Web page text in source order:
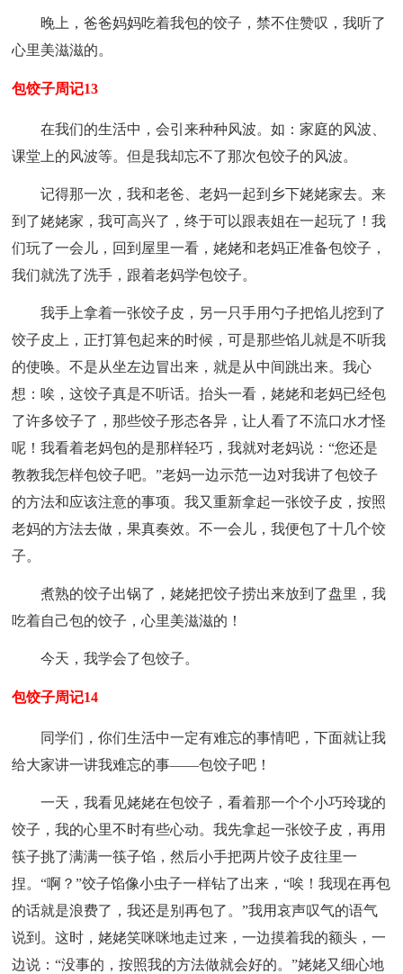
晚上，爸爸妈妈吃着我包的饺子，禁不住赞叹，我听了
心里美滋滋的。
包饺子周记13
在我们的生活中，会引来种种风波。如：家庭的风波、
课堂上的风波等。但是我却忘不了那次包饺子的风波。
记得那一次，我和老爸、老妈一起到乡下姥姥家去。来
到了姥姥家，我可高兴了，终于可以跟表姐在一起玩了！我
们玩了一会儿，回到屋里一看，姥姥和老妈正准备包饺子，
我们就洗了洗手，跟着老妈学包饺子。
我手上拿着一张饺子皮，另一只手用勺子把馅儿挖到了
饺子皮上，正打算包起来的时候，可是那些馅儿就是不听我
的使唤。不是从坐左边冒出来，就是从中间跳出来。我心
想：唉，这饺子真是不听话。抬头一看，姥姥和老妈已经包
了许多饺子了，那些饺子形态各异，让人看了不流口水才怪
呢！我看着老妈包的是那样轻巧，我就对老妈说：“您还是
教教我怎样包饺子吧。”老妈一边示范一边对我讲了包饺子
的方法和应该注意的事项。我又重新拿起一张饺子皮，按照
老妈的方法去做，果真奏效。不一会儿，我便包了十几个饺
子。
煮熟的饺子出锅了，姥姥把饺子捞出来放到了盘里，我
吃着自己包的饺子，心里美滋滋的！
今天，我学会了包饺子。
包饺子周记14
同学们，你们生活中一定有难忘的事情吧，下面就让我
给大家讲一讲我难忘的事——包饺子吧！
一天，我看见姥姥在包饺子，看着那一个个小巧玲珑的
饺子，我的心里不时有些心动。我先拿起一张饺子皮，再用
筷子挑了满满一筷子馅，然后小手把两片饺子皮往里一
捏。“啊？”饺子馅像小虫子一样钻了出来，“唉！我现在再包
的话就是浪费了，我还是别再包了。”我用哀声叹气的语气
说到。这时，姥姥笑咪咪地走过来，一边摸着我的额头，一
边说：“没事的，按照我的方法做就会好的。”姥姥又细心地